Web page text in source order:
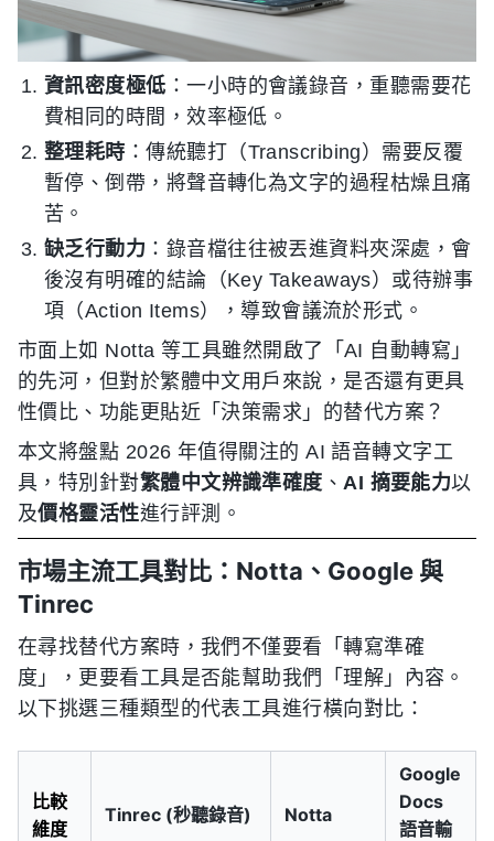
資訊密度極低 ：一小時的會議錄音，重聽需要花
費相同的時間，效率極低。
整理耗時 ：傳統聽打（Transcribing）需要反覆
暫停、倒帶，將聲音轉化為文字的過程枯燥且痛
苦。
缺乏行動力 ：錄音檔往往被丟進資料夾深處，會
後沒有明確的結論（Key Takeaways）或待辦事
項（Action Items），導致會議流於形式。
市面上如 Notta 等工具雖然開啟了「AI 自動轉寫」
的先河，但對於繁體中文用戶來說，是否還有更具
性價比、功能更貼近「決策需求」的替代方案？
本文將盤點 2026 年值得關注的 AI 語音轉文字工
具，特別針對繁體中文辨識準確度 、 AI 摘要能力以
及價格靈活性進行評測。
市場主流工具對比：Notta、Google 與
Tinrec
在尋找替代方案時，我們不僅要看「轉寫準確
度」，更要看工具是否能幫助我們「理解」內容。
以下挑選三種類型的代表工具進行橫向對比：
比較
維度
Tinrec (秒聽錄音) Notta
Google
Docs
語音輸